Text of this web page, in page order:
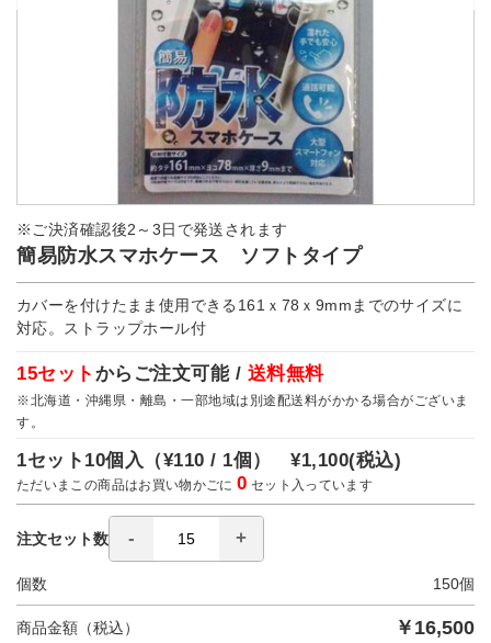
※ご決済確認後2～3日で発送されます
簡易防水スマホケース ソフトタイプ
カバーを付けたまま使用できる161ｘ78ｘ9mmまでのサイズに
対応。ストラップホール付
15セット からご注文可能 / 送料無料
※北海道・沖縄県・離島・一部地域は別途配送料がかかる場合がございま
す。
1セット10個入（¥110 / 1個）¥1,100(税込)
ただいまこの商品はお買い物かごに0 セット入っています
注文セット数
個数 150個
商品金額（税込） ￥ 16,500